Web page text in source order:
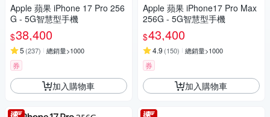
Apple 蘋果 iPhone 17 Pro 256
G - 5G智慧型手機
$38,400
5 (237) 總銷量>1000
券
加入購物車
Apple 蘋果 iPhone17 Pro Max
256G - 5G智慧型手機
$43,400
4.9 (150) 總銷量>1000
券
加入購物車